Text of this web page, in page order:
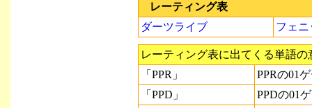
レーティング表
ダーツライブ
フェニ
レーティング表に出てくる単語の
「PPR」
PPRの01
「PPD」
PPDの01